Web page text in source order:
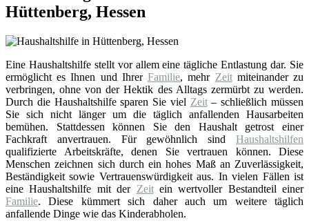
Hüttenberg, Hessen
Eine Haushaltshilfe stellt vor allem eine tägliche Entlastung dar. Sie
ermöglicht es Ihnen und IhrerFamilie, mehr Zeitmiteinander zu
verbringen, ohne von der Hektik des Alltags zermürbt zu werden.
Durch die Haushaltshilfe sparen Sie viel Zeit– schließlich müssen
Sie sich nicht länger um die täglich anfallenden Hausarbeiten
bemühen. Stattdessen können Sie den Haushalt getrost einer
Fachkraft anvertrauen. Für gewöhnlich sind Haushaltshilfen
qualifizierte Arbeitskräfte, denen Sie vertrauen können. Diese
Menschen zeichnen sich durch ein hohes Maß an Zuverlässigkeit,
Beständigkeit sowie Vertrauenswürdigkeit aus. In vielen Fällen ist
eine Haushaltshilfe mit der Zeitein wertvoller Bestandteil einer
Familie. Diese kümmert sich daher auch um weitere täglich
anfallende Dinge wie das Kinderabholen.